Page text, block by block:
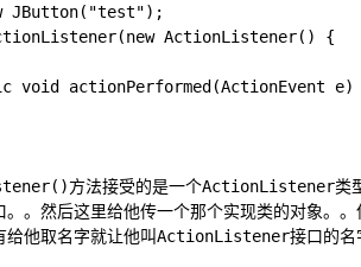
JButton("test");
然后这里给他传一个那个实现类的对象。。
给他取名字就让他叫ActionListener接口的名